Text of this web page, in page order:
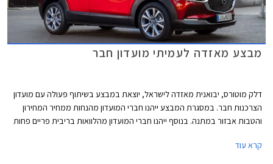
מבצע מאזדה לעמיתי מועדון חבר
דלק מוטורס, יבואנית מאזדה לישראל, יוצאת במבצע בשיתוף פעולה עם מועדון
הצרכנות חבר. במסגרת המבצע ייהנו חברי המועדון מהנחות ממחיר המחירון
והטבות אבזור במתנה. בנוסף ייהנו חברי המועדון מהלוואות בריבית פריים פחות
תוכנית המימון חבר ליס. המבצע יתקיים בכל אולמות התצוגה של מאזדה בין
קרא עוד